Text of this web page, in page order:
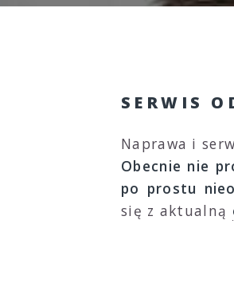
SERWIS
Naprawa i
Obecnie nie
po prostu
się z aktualną